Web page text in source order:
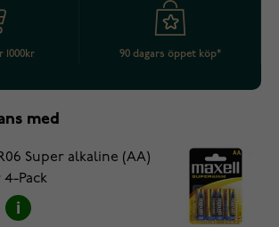
1000kr 90 dagars öppet köp*
med
Super alkaline (AA)
Pack